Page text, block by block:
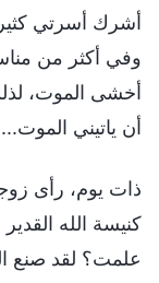
أشرك أسرتي
وفي أكثر من
أخشى الموت،
أن ياتيني الموت...
ذات يوم، رأى
كنيسة الله
علمت؟ لقد صنع